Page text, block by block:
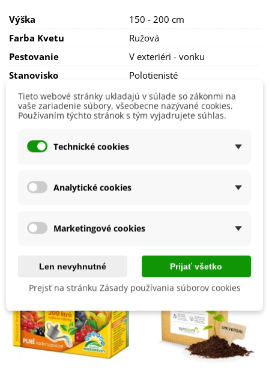
výživná a dobre priepustná.
Výška
150 - 200 cm
Farba Kvetu
Ružová
Pestovanie
V exteriéri - vonku
Stanovisko
Polotienisté
Výrobca
SemenaOnline
Mrazuvzdornosť
Áno
Vegetačné Obdobie
Tieto webové stránky ukladajú v súlade so zákonmi na
vaše zariadenie súbory, všeobecne nazývané cookies.
Používaním týchto stránok s tým vyjadrujete súhlas.
Technické cookies
Analytické cookies
Marketingové cookies
Len nevyhnutné Prijať všetko
Prejsť na stránku Zásady používania súborov cookies